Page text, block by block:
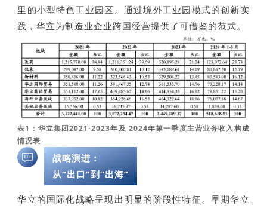
里的小型特色工业园区。通过境外工业园模式的创新实
践，华立为制造业企业跨国经营提供了可借鉴的范式。
表1：华立集团2021-2023年及‌ 2024年第一季度主营业务收入构成
情况表
战略演进：
从“出口”到“出海”
华立的国际化战略呈现出明显的阶段性特征。早期华立